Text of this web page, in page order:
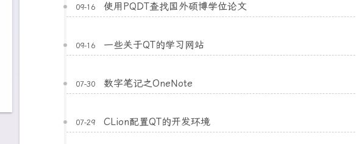
09-16 使用PQDT查找国外硕博学位论文
09-16 一些关于QT的学习网站
07-30 数字笔记之OneNote
07-29 CLion配置QT的开发环境